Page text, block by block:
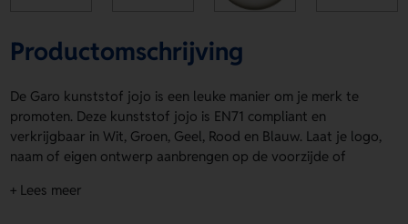
Productomschrijving
De Garo kunststof jojo is een leuke manier om je merk te
promoten. Deze kunststof jojo is EN71 compliant en
verkrijgbaar in Wit, Groen, Geel, Rood en Blauw. Laat je logo,
naam of eigen ontwerp aanbrengen op de voorzijde of
promodrager. Garo kunststof jojo past perfect bij acties,
+ Lees meer